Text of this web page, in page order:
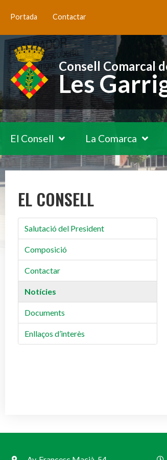
Portada Contactar
Consell Comarcal
Les
El Consell La Comarca
EL CONSELL
Salutació del President
Composició
Contactar
Notícies
Documents
Enllaços d’interès